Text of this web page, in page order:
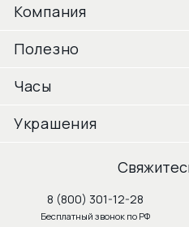
Компания
Полезно
Часы
Украшения
8 (800) 301-12-28
Бесплатный звонок по РФ